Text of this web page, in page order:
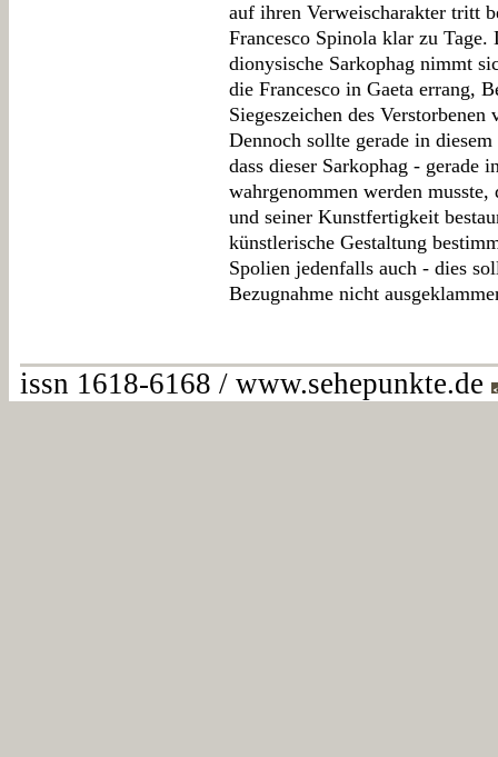
auf ihren Verweischarakter tritt
Francesco Spinola klar zu
dionysische Sarkophag nimmt
die Francesco in Gaeta errang,
Siegeszeichen des Verstorbenen
Dennoch sollte gerade in
dass dieser Sarkophag - gerade
wahrgenommen werden
und seiner Kunstfertigkeit
künstlerische Gestaltung
Spolien jedenfalls auch - dies
Bezugnahme nicht
issn 1618-6168 / www.sehepunkte.de